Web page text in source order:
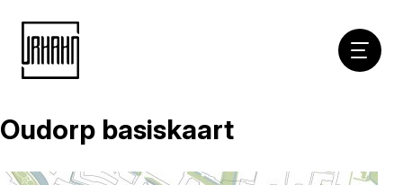
Naar
Oudorp basiskaart